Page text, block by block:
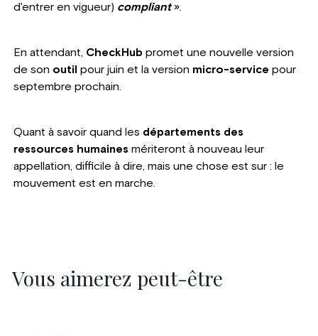
d'entrer en vigueur) compliant ».
En attendant, CheckHub promet une nouvelle version
de son outil pour juin et la version micro-service pour
septembre prochain.
Quant à savoir quand les départements des
ressources humaines mériteront à nouveau leur
appellation, difficile à dire, mais une chose est sur : le
mouvement est en marche.
Vous aimerez peut-être